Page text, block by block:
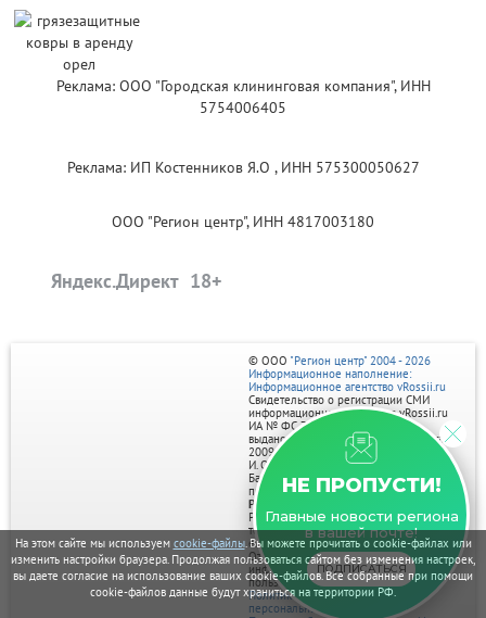
На этом сайте мы используем cookie-файлы. Вы можете прочитать о cookie-файлах или
изменить настройки браузера. Продолжая пользоваться сайтом без изменения настроек,
вы даете согласие на использование ваших cookie-файлов. Все собранные при помощи
cookie-файлов данные будут храниться на территории РФ.
Реклама: ООО "Городская клининговая компания", ИНН
5754006405
Реклама: ИП Костенников Я.О , ИНН 575300050627
ООО "Регион центр", ИНН 4817003180
Яндекс.Директ
НЕ ПРОПУСТИ!
Главные новости региона
в вашей почте!
ПОДПИСАТЬСЯ
© ООО "Регион центр" 2004 - 2026
Информационное наполнение:
Информационное агентство vRossii.ru
Свидетельство о регистрации СМИ
информационного агентства vRossii.ru
ИА № ФС 77‑35502
выдано РОСКОМНАДЗОРом 04 марта
2009г.
И. О. Главного редактора Нарыков А. Н.
Баннеры на портале размещаются на
правах рекламы.
Реклама на портале:
Рекламное агентство "Умный маркетинг"
тел. 7-910-267-70-40,
email: umnyy.marketing@yandex.ru
Отдельные публикации могут содержать
информацию, не предназначенную для
пользователей до 18 лет.
Политика в отношении обработки
персональных данных